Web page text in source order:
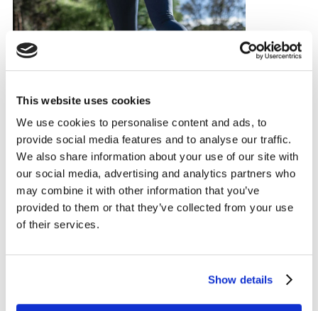
This website uses cookies
We use cookies to personalise content and ads, to
provide social media features and to analyse our traffic.
We also share information about your use of our site with
our social media, advertising and analytics partners who
may combine it with other information that you’ve
provided to them or that they’ve collected from your use
of their services.
Show details
ARTIKEL
Whitepaper | (New) Consumer
Health behaviors due to COVID-